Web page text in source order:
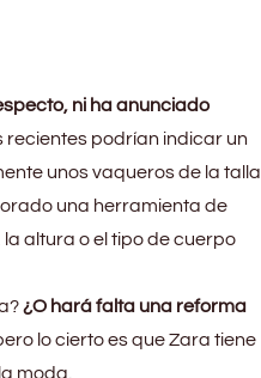
ni ha anunciado
recientes podrían indicar un
unos vaqueros de la talla
una herramienta de
altura o el tipo de cuerpo
¿O hará falta una reforma
lo cierto es que Zara tiene
moda.